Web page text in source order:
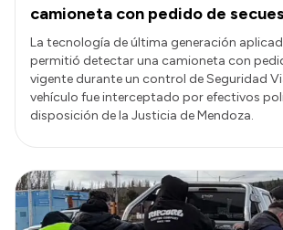
camioneta con pedido de
La tecnología de última generación
permitió detectar una camioneta con
vigente durante un control de Seguridad
vehículo fue interceptado por efectivos
disposición de la Justicia de Mendoza.